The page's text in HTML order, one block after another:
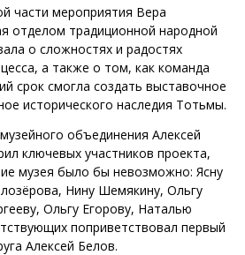
части мероприятия Вера
отделом традиционной народной
о сложностях и радостях
а также о том, как команда
срок смогла создать выставочное
исторического наследия Тотьмы.
объединения Алексей
ключевых участников проекта,
музея было бы невозможно: Ясну
Нину Шемякину, Ольгу
Ольгу Егорову, Наталью
поприветствовал первый
Алексей Белов.